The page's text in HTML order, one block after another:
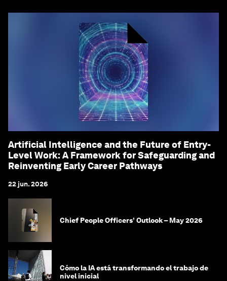
Artificial Intelligence and the Future of Entry-
Level Work: A Framework for Safeguarding and
Reinventing Early Career Pathways
22 jun. 2026
Chief People Officers’ Outlook – May 2026
Cómo la IA está transformando el trabajo de
nivel inicial